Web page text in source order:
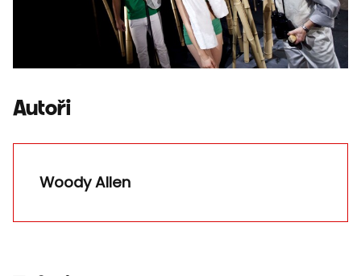
Autoři
Woody Allen